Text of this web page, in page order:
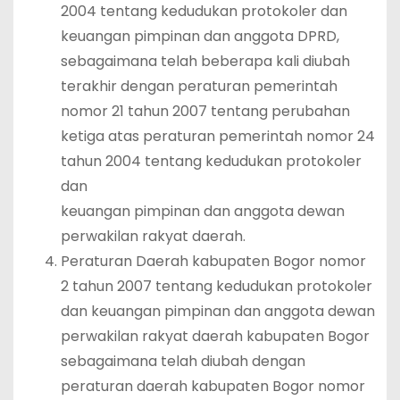
2004 tentang kedudukan protokoler dan
keuangan pimpinan dan anggota DPRD,
sebagaimana telah beberapa kali diubah
terakhir dengan peraturan pemerintah
nomor 21 tahun 2007 tentang perubahan
ketiga atas peraturan pemerintah nomor 24
tahun 2004 tentang kedudukan protokoler
dan
keuangan pimpinan dan anggota dewan
perwakilan rakyat daerah.
Peraturan Daerah kabupaten Bogor nomor
2 tahun 2007 tentang kedudukan protokoler
dan keuangan pimpinan dan anggota dewan
perwakilan rakyat daerah kabupaten Bogor
sebagaimana telah diubah dengan
peraturan daerah kabupaten Bogor nomor